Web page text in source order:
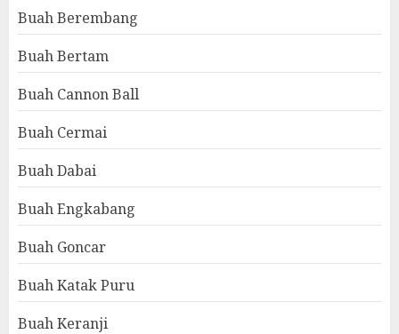
Buah Berembang
Buah Bertam
Buah Cannon Ball
Buah Cermai
Buah Dabai
Buah Engkabang
Buah Goncar
Buah Katak Puru
Buah Keranji